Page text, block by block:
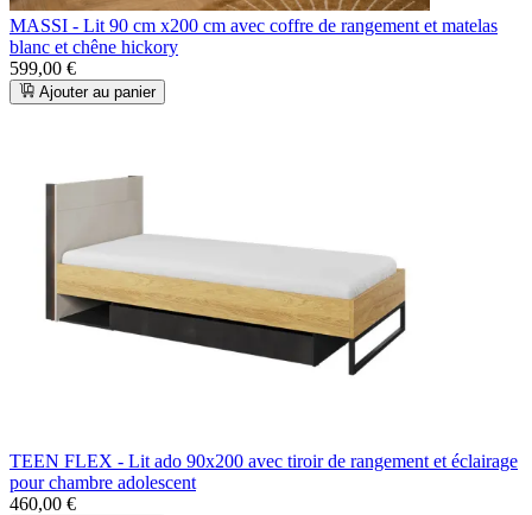
MASSI - Lit 90 cm x200 cm avec coffre de rangement et matelas
blanc et chêne hickory
599,00 €
Ajouter au panier
TEEN FLEX - Lit ado 90x200 avec tiroir de rangement et éclairage
pour chambre adolescent
460,00 €